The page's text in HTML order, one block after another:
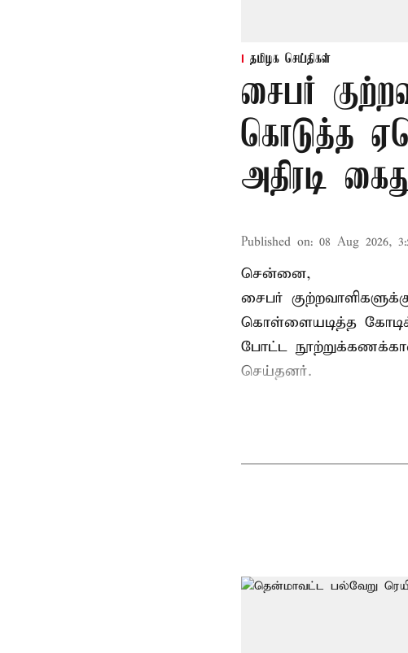
தமிழக செய்திகள்
சைபர்
கொடுத்த
அதிரடி
Published on: 08 Aug 2026,
சென்னை,
சைபர்
கொள்ளையடித்த
போட்ட
செய்தனர்.